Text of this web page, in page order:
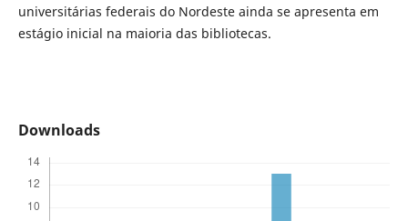
universitárias federais do Nordeste ainda se apresenta em
estágio inicial na maioria das bibliotecas.
Downloads